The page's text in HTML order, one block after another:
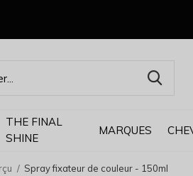
THE FINAL
SHINE
MARQUES
Spray fixateur de couleur - 150ml